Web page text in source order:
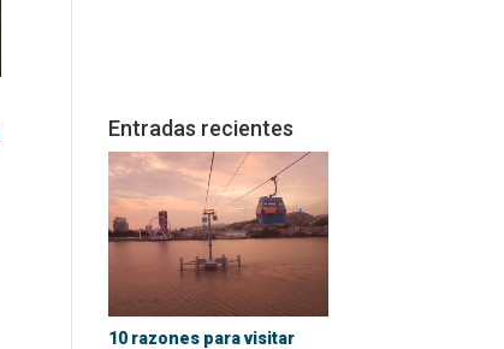
Entradas recientes
10 razones para visitar